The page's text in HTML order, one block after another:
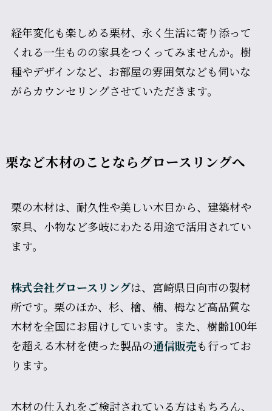
経年変化も楽しめる栗材、永く生活に寄り添って
くれる一生ものの家具をつくってみませんか。樹
種やデザインなど、お部屋の雰囲気なども伺いな
がらカウンセリングさせていただきます。
栗など木材のことならグロースリングへ
栗の木材は、耐久性や美しい木目から、建築材や
家具、小物など多岐にわたる用途で活用されてい
ます。
株式会社グロースリングは、宮崎県日向市の製材
所です。栗のほか、杉、檜、楠、栂など高品質な
木材を全国にお届けしています。また、樹齢100年
を超える木材を使った製品の通信販売も行ってお
ります。
木材の仕入れをご検討されている方はもちろん、